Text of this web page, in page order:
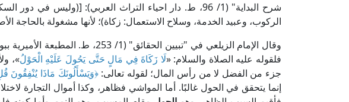
شرح البداية" (1/ 96، ط. دار احياء التراث العربي): [(وليس في
الركوب، وعبيد الخدمة، وسلاح الاستعمال: زكاة)؛ لأنها مشغولة بالحاجة
وقال الإمام الزيلعي في "تبيين الحقائق"
فلقوله عليه الصلاة والسلام: «لَا زَكَاةَ فِي مَالٍ حَتَّى يَحُولَ عَلَيْهِ الْحَوْلُ»،
جزء من الفضل لا من رأس المال؛ لقوله تعالى:﴿وَيَسْأَلُونَكَ مَاذَا يُنْفِقُونَ
إنما يتحقق في الحول غالبًا. أما المواشي فظاهر، وكذا أموال التجارة